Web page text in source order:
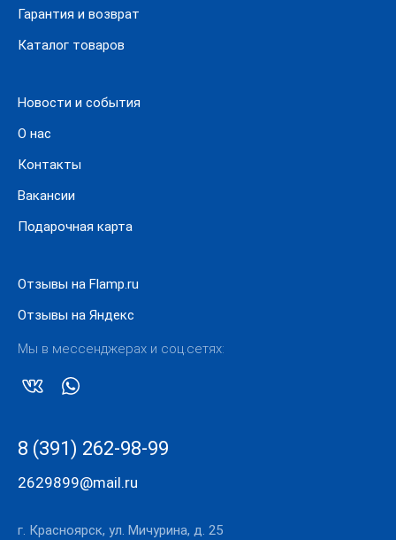
Гарантия и возврат
Каталог товаров
Новости и события
О нас
Контакты
Вакансии
Подарочная карта
Отзывы на Flamp.ru
Отзывы на Яндекс
Мы в мессенджерах и соц.сетях:
8 (391) 262-98-99
2629899@mail.ru
г. Красноярск, ул. Мичурина, д. 25